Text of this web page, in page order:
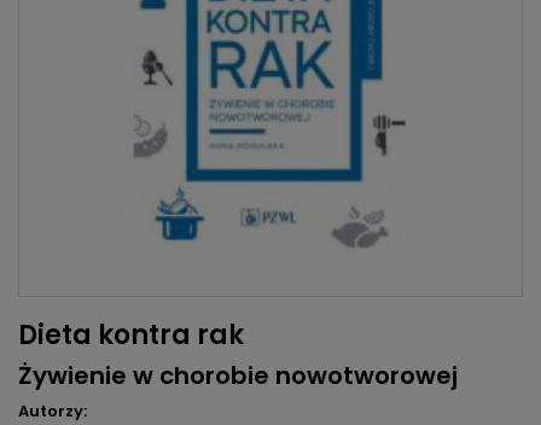
Dieta kontra rak
Żywienie w chorobie nowotworowej
Autorzy: